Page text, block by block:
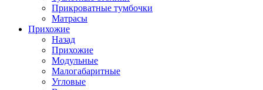
Прикроватные тумбочки
Матрасы
Прихожие
Назад
Прихожие
Модульные
Малогабаритные
Угловые